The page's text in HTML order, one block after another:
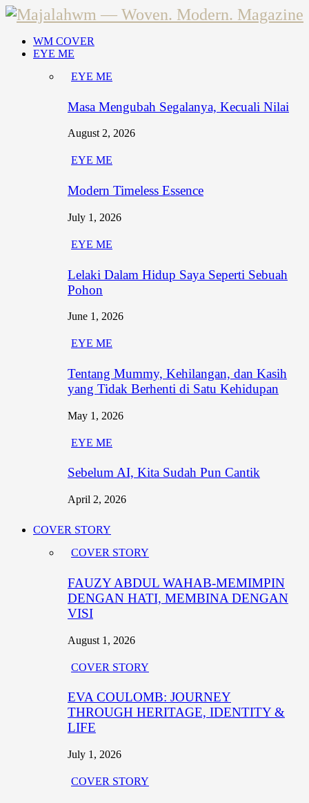
WM COVER
EYE ME
EYE ME
Masa Mengubah Segalanya, Kecuali Nilai
August 2, 2026
EYE ME
Modern Timeless Essence
July 1, 2026
EYE ME
Lelaki Dalam Hidup Saya Seperti Sebuah
Pohon
June 1, 2026
EYE ME
Tentang Mummy, Kehilangan, dan Kasih
yang Tidak Berhenti di Satu Kehidupan
May 1, 2026
EYE ME
Sebelum AI, Kita Sudah Pun Cantik
April 2, 2026
COVER STORY
COVER STORY
FAUZY ABDUL WAHAB-MEMIMPIN
DENGAN HATI, MEMBINA DENGAN
VISI
August 1, 2026
COVER STORY
EVA COULOMB: JOURNEY
THROUGH HERITAGE, IDENTITY &
LIFE
July 1, 2026
COVER STORY